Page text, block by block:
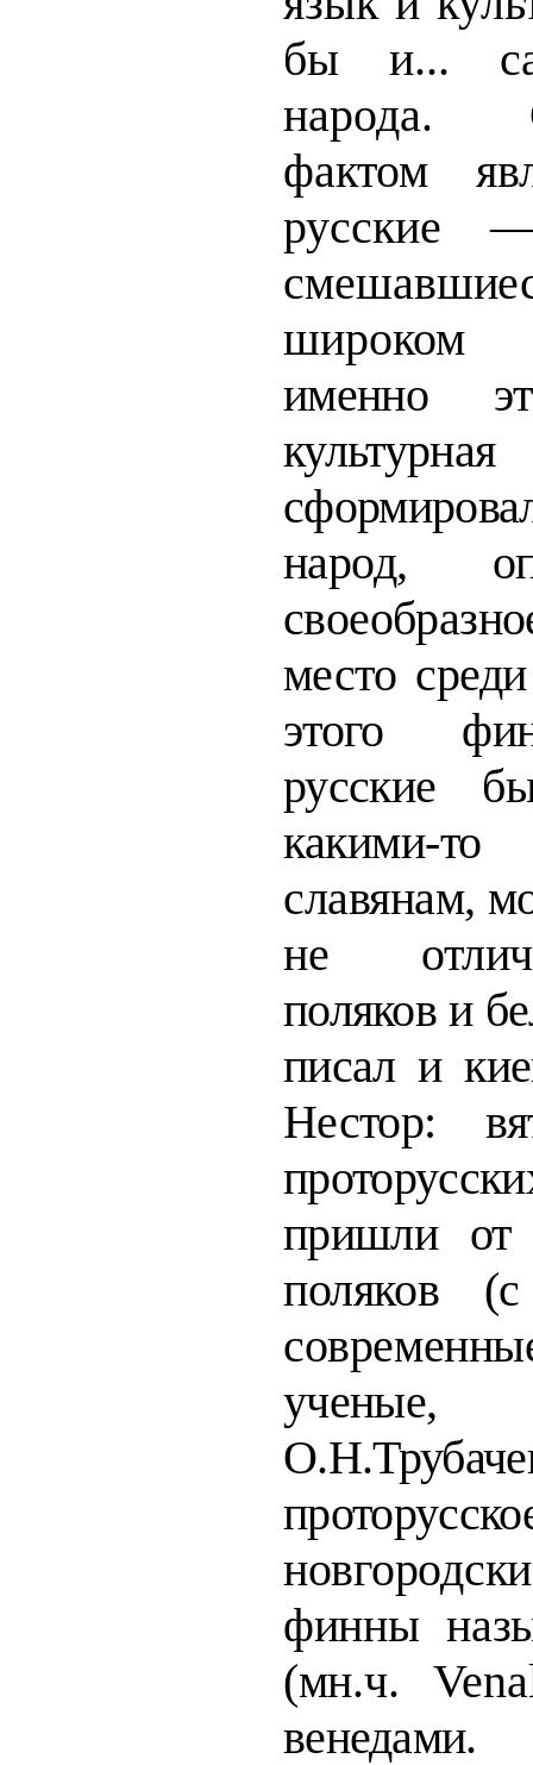
бы и...
народа.
фактом
именно
народ,
место
этого
русские
какими-
славянам,
не
поляков и
писал и
Нестор:
пришли
поляков
финны
(мн.ч.
венедами.